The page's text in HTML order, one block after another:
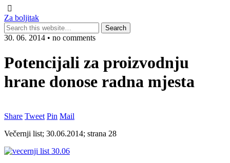
Za boljitak
30. 06. 2014 • no comments
Potencijali za proizvodnju
hrane donose radna mjesta
Share Tweet Pin Mail
Večernji list; 30.06.2014; strana 28